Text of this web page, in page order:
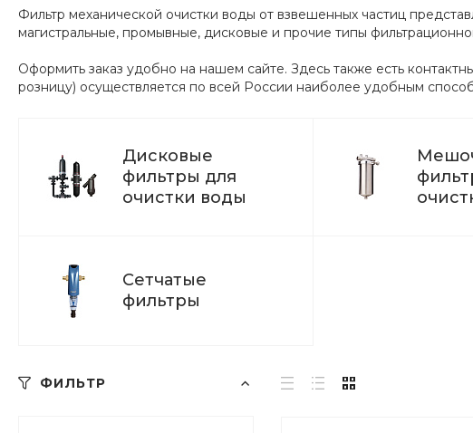
Фильтр механической очистки воды от взвешенных частиц
магистральные, промывные, дисковые и прочие типы
Оформить заказ удобно на нашем сайте. Здесь также есть
розницу) осуществляется по всей России наиболее удобным
Дисковые
фильтры для
очистки воды
Сетчатые
фильтры
ФИЛЬТР